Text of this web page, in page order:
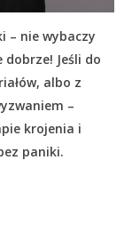
– nie wybaczy
dobrze! Jeśli do
albo z
–
krojenia i
paniki.